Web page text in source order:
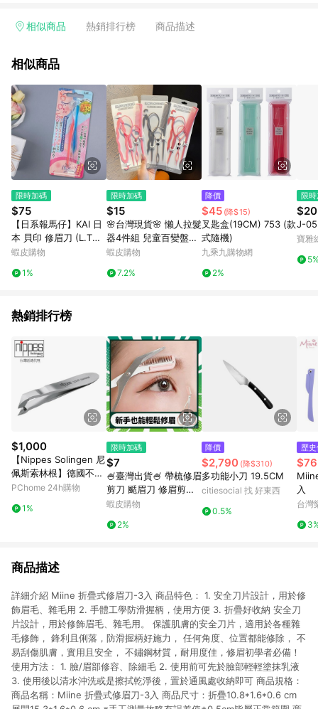
Smart mobile、神腦生活、JS巨盛、樂天KOBO電子書，請詳閱
台灣樂天市場，並在同一瀏覽器於24小時內結帳，才享有 LINE
市場 45 天內完成訂單出貨及結帳，則不符合贈點資格。 (4) 如
使用APP、或中途瀏覽比價網、回饋網、Google等其他網頁、或
由網頁版(電腦版/手機版網頁)切換為App都將會造成追蹤中斷而
無法進行 LINE POINTS 回饋。 (5) LINE 購物為購物資訊整合性
平台，商品資料更新會有時間差，如顯示之商品規格、顏色、價
位、贈品與台灣樂天市場銷售網頁不符，以銷售網頁標示為準。
(6) 導購訂單已逾 365 天，根據台灣樂天回饋規定，逾期訂單將
點數回饋或點數回饋有爭議，台灣樂天市場保有更改條款與法律
追訴之權利，活動詳情以樂天市場網站公告為準。
相似商品 熱銷排行榜 商品描述
相似商品
限時加碼
$75
【日系報馬仔】KAI 日
本 貝印 修眉刀 (L.T型)
PELT-2B(2入) 剃眉毛
6
蝦皮購物
1%
限時加碼
$15
🌸台灣現貨🌸 懶人拉髮
器4件組 兒童百變盤髮
器 造形盤髮器 穿髮編
蝦皮購物
7.2%
降價
$45 (降$15)
叉匙盒(19CM) 753 (款
式隨機)
九乘九購物網
2%
限
$20
J-
寶雅
熱銷排行榜
$1,000
【Nippes Solingen 尼
佩斯索林根】德國不鏽
鋼夾式甘皮剪
PChome 24h購物
1%
限時加碼
$7
🍧臺灣出貨🍧 帶梳修眉
剪刀 颳眉刀 修眉剪刀
修眉剪 剃眉刀 自帶眉
攜眉剪 美容工具 1215
蝦皮購物
2%
降價
$2,790 (降$310)
多功能小刀 19.5CM
citiesocial 找 好東西
0.5%
歷
$76
入
台灣
商品描述
詳細介紹 Miine 折疊式修眉刀-3入 商品特色： 1. 安全刀片設計，用於修
飾眉毛、雜毛用 2. 手體工學防滑握柄，使用方便 3. 折疊好收納 安全刀
片設計，用於修飾眉毛、雜毛用。 保護肌膚的安全刀片，適用於各種雜
毛修飾， 鋒利且俐落，防滑握柄好施力， 任何角度、位置都能修除， 不
易刮傷肌膚，實用且安全， 不鏽鋼材質，耐用度佳，修眉初學者必備！
使用方法： 1. 臉/眉部修容、除細毛 2. 使用前可先於臉部輕輕塗抹乳液
3. 使用後以清水沖洗或是擦拭乾淨後，置於通風處收納即可 商品規格：
商品名稱：Miine 折疊式修眉刀-3入 商品尺寸：折疊10.8*1.6*0.6 cm